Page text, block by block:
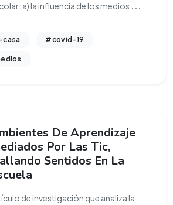
a) la influencia de los medios ...
#covid-19
De Aprendizaje
Por Las Tic,
Sentidos En La
de investigación que analiza la